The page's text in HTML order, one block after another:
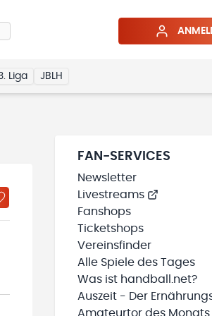
Liga JBLH
FAN-SERVICES
Newsletter
Livestreams
Fanshops
Ticketshops
Vereinsfinder
Alle Spiele des Tages
Was ist handball.net?
Auszeit - Der
Amateurtor des Monats